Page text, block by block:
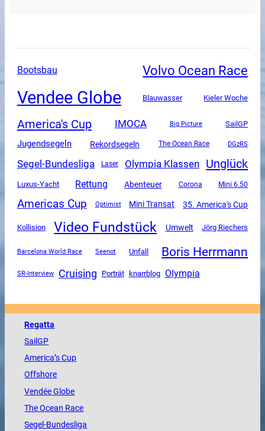
Bootsbau Volvo Ocean Race
Vendee Globe Blauwasser Kieler Woche
America's Cup IMOCA Big Picture SailGP
Jugendsegeln Rekordsegeln The Ocean Race DGzRS
Segel-Bundesliga Laser Olympia Klassen Unglück
Luxus-Yacht Rettung Abenteuer Corona Mini 6.50
Americas Cup Optimist Mini Transat 35. America's Cup
Kollision Video Fundstück Umwelt Jörg Riechers
Barcelona World Race Seenot Unfall Boris Herrmann
SR-Interview Cruising Porträt knarrblog Olympia
Regatta
SailGP
America’s Cup
Offshore
VendéeGlobe
TheOcean Race
Segel-Bundesliga